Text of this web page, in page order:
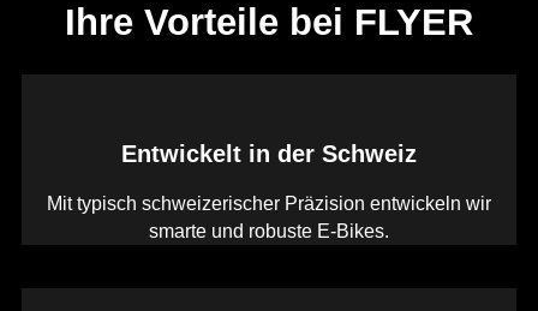
Ihre Vorteile bei FLYER
Entwickelt in der Schweiz
Mit typisch schweizerischer Präzision entwickeln wir
smarte und robuste E-Bikes.